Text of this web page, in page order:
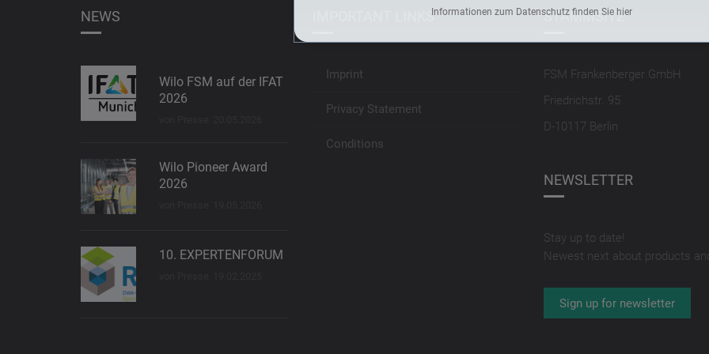
Informationen zum Datenschutz finden Sie hier
NEWS
Wilo FSM auf der IFAT
2026
Wilo Pioneer Award
2026
10. EXPERTENFORUM
IMPORTANT LINKS
Imprint
Privacy Statement
Conditions
STAMMSITZ
FSM Frankenberger GmbH
Friedrichstr. 95
D-10117 Berlin
NEWSLETTER
Stay up to date!
Newest next about products